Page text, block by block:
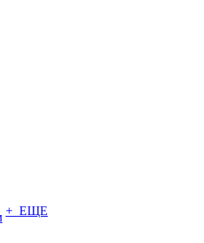
+ ЕЩЕ